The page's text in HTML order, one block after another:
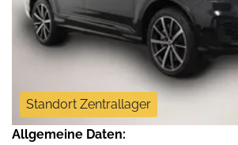
Standort Zentrallager
Allgemeine Daten: